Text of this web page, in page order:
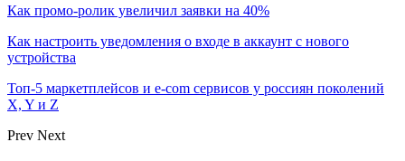
Как промо-ролик увеличил заявки на 40%
Как настроить уведомления о входе в аккаунт с нового
устройства
Топ-5 маркетплейсов и e-com сервисов у россиян поколений
X, Y и Z
Prev Next